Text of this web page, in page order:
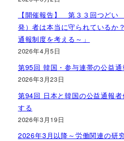
【開催報告】 第３３回つど
発）者は本当に守られている
通報制度を考える～」
2026年4月5日
第95回 韓国・参与連帯の公益
2026年3月23日
第94回 日本と韓国の公益通報
する
2026年3月19日
2026年3月以降～労働関連の研